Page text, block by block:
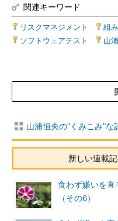
関連キーワード
リスクマネジメント 組
ソフトウェアテスト
山
山浦恒央の“くみこみ”な
新しい連載
食わず嫌いを直
（その6）